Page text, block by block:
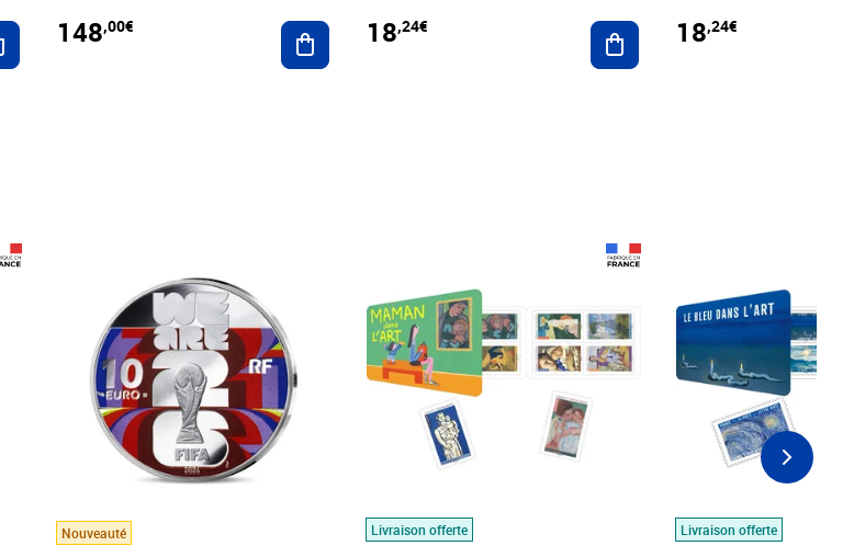
Ajouter au panier
148,00€ Ajouter au panier
18,24€ Ajouter au panier
18,24€
Nouveauté
Livraison offerte
Livraison offerte